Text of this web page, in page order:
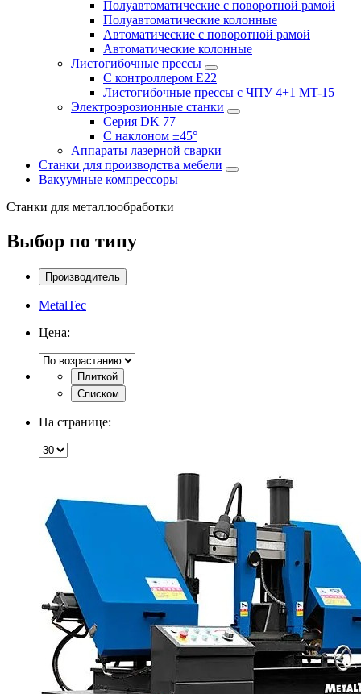
Полуавтоматические с поворотной рамой
Полуавтоматические колонные
Автоматические с поворотной рамой
Автоматические колонные
Листогибочные прессы
С контроллером E22
Листогибочные прессы с ЧПУ 4+1 MT-15
Электроэрозионные станки
Серия DK 77
С наклоном ±45°
Аппараты лазерной сварки
Станки для производства мебели
Вакуумные компрессоры
Станки для металлообработки
Выбор по типу
Производитель
MetalTec
Цена:
Плиткой
Списком
На странице: